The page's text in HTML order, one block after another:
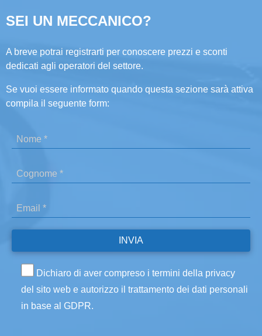
SEI UN MECCANICO?
A breve potrai registrarti per conoscere prezzi e sconti
dedicati agli operatori del settore.
Se vuoi essere informato quando questa sezione sarà attiva
compila il seguente form:
Dichiaro di aver compreso i termini della privacy
del sito web e autorizzo il trattamento dei dati personali
in base al GDPR.